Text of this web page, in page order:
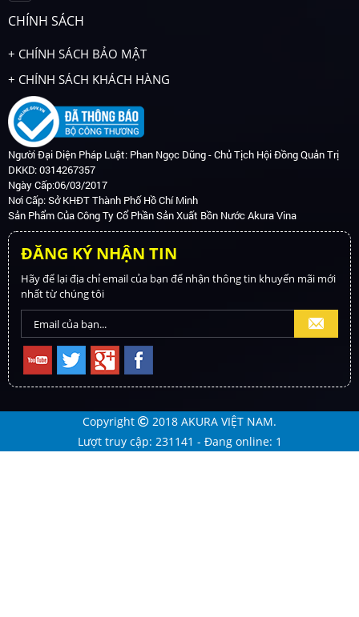
nên dễ làm tăng chi
phí, màu sắc không
phù hợp, thi công lỗi...
dưới đây là chia sẽ về
những kinh nghiệm
sơn nhà nên biết để
tránh sai lầm nhé!"
vườn nhà bạn.
CHÍNH SÁCH
+ CHÍNH SÁCH BẢO MẬT
+ CHÍNH SÁCH KHÁCH HÀNG
Người Đại Diện Pháp Luật: Phan Ngọc Dũng - Chủ Tịch Hội Đồng Quản Trị
DKKD: 0314267357
Ngày Cấp:06/03/2017
Nơi Cấp: Sở KHĐT Thành Phố Hồ Chí Minh
Sản Phẩm Của Công Ty Cổ Phần Sản Xuất Bồn Nước Akura Vina
ĐĂNG KÝ NHẬN TIN
Hãy để lại địa chỉ email của bạn để nhận thông tin khuyến mãi mới
nhất từ chúng tôi
Copyright 2018 AKURA VIỆT NAM.
Lượt truy cập: 231141 - Đang online: 1